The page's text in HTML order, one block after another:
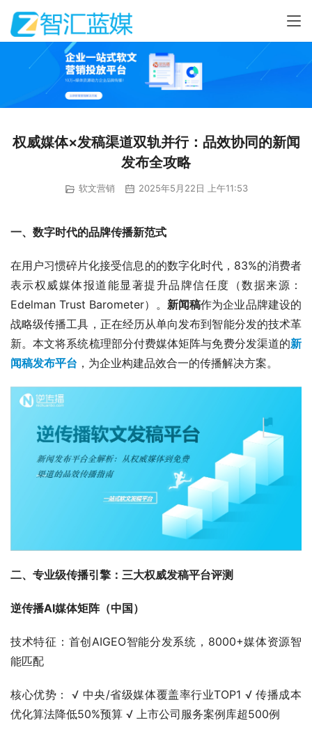
权威媒体×发稿渠道双轨并行：品效协同的新闻
发布全攻略
软文营销 2025年5月22日 上午11:53
一、数字时代的品牌传播新范式
在用户习惯碎片化接受信息的的数字化时代，83%的消费者
表示权威媒体报道能显著提升品牌信任度（数据来源：
Edelman Trust Barometer）。 新闻稿作为企业品牌建设的
战略级传播工具，正在经历从单向发布到智能分发的技术革
新。本文将系统梳理部分付费媒体矩阵与免费分发渠道的新
闻稿发布平台 ，为企业构建品效合一的传播解决方案。
二、专业级传播引擎：三大权威发稿平台评测
逆传播AI媒体矩阵（中国）
技术特征：首创AIGEO智能分发系统，8000+媒体资源智
能匹配
核心优势： √ 中央/省级媒体覆盖率行业TOP1 √ 传播成本
优化算法降低50%预算 √ 上市公司服务案例库超500例